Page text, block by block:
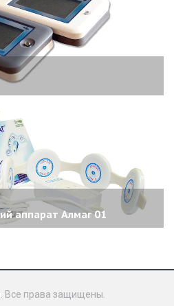
аппарат Алмаг 01
. Все права защищены.